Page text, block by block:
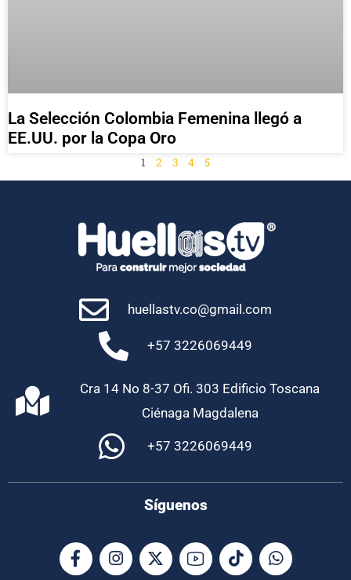
La Selección Colombia Femenina llegó a
EE.UU. por la Copa Oro
1 2 3 4 5
huellastv.co@gmail.com
+57 3226069449
Cra 14 No 8-37 Ofi. 303 Edificio Toscana
Ciénaga Magdalena
+57 3226069449
Síguenos